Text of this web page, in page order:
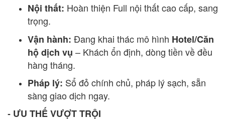
Nội thất: Hoàn thiện Full nội thất cao cấp, sang
trọng.
Vận hành: Đang khai thác mô hình Hotel/Căn
hộ dịch vụ – Khách ổn định, dòng tiền về đều
hàng tháng.
Pháp lý: Sổ đỏ chính chủ, pháp lý sạch, sẵn
sàng giao dịch ngay.
- ƯU THẾ VƯỢT TRỘI